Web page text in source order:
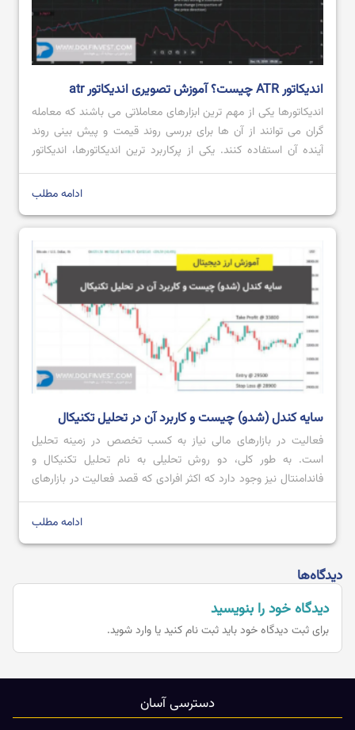
اندیکاتور ATR چیست؟ آموزش تصویری اندیکاتور atr
اندیکاتورها یکی از مهم ترین ابزارهای معاملاتی می باشند که معامله
گران می توانند از آن ها برای بررسی روند قیمت و پیش بینی روند
آینده آن استفاده کنند. یکی از پرکاربرد ترین اندیکاتورها، اندیکاتور
ATR است که محبوبیت بالایی میان معامله گران داشته و از آن
ادامه مطلب
سایه کندل (شدو) چیست و کاربرد آن در تحلیل تکنیکال
فعالیت در بازارهای مالی نیاز به کسب تخصص در زمینه تحلیل
است. به طور کلی، دو روش تحلیلی به نام تحلیل تکنیکال و
فاندامنتال نیز وجود دارد که اکثر افرادی که قصد فعالیت در بازارهای
مالی را دارند، از روش تحلیل تکنیکال نیز استفاده می کنند. در روش
ادامه مطلب
دیدگاه‌ها
دیدگاه خود را بنویسید
برای ثبت دیدگاه خود بایدثبت نام کنید یا وارد شوید.
دسترسی آسان